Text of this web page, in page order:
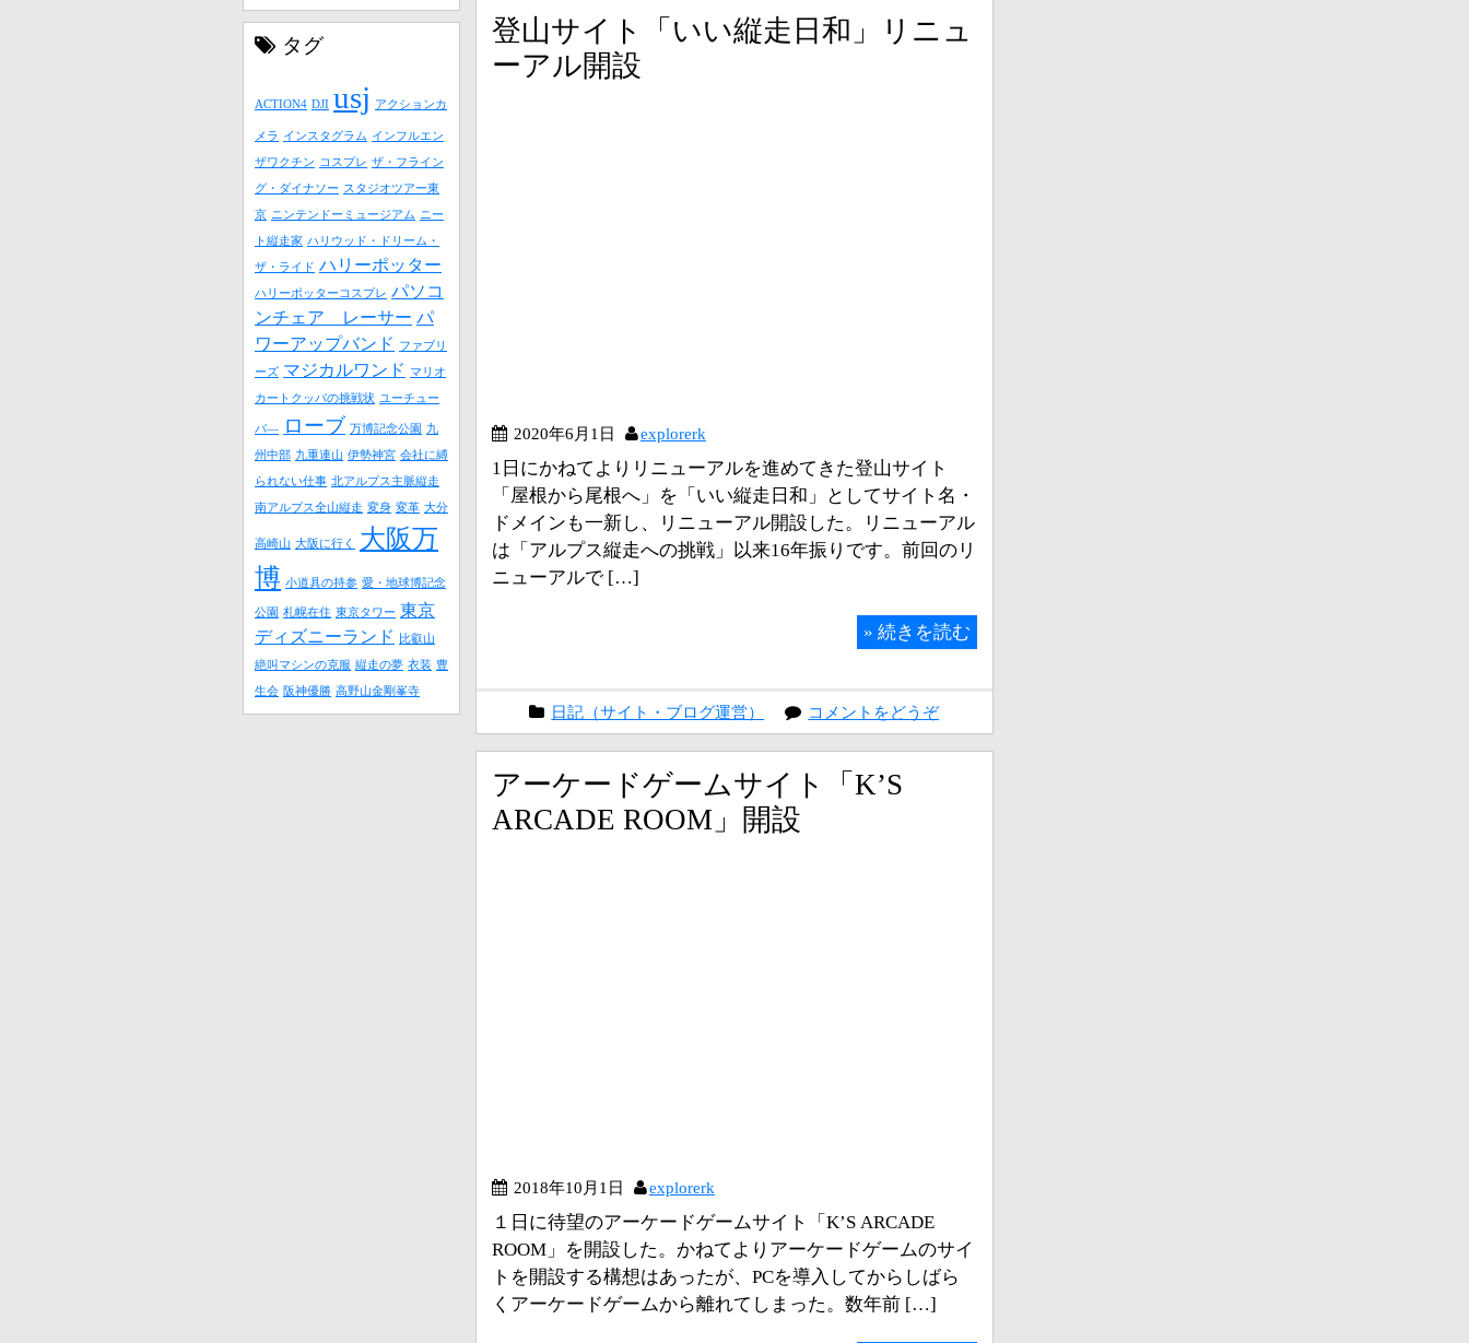
登山サイト「いい縦走日和」リニュ
ーアル開設
2020年6月1日 explorerk
1日にかねてよりリニューアルを進めてきた登山サイト
「屋根から尾根へ」を「いい縦走日和」としてサイト名・
ドメインも一新し、リニューアル開設した。リニューアル
は「アルプス縦走への挑戦」以来16年振りです。前回のリ
ニューアルで […]
» 続きを読む
日記（サイト・ブログ運営） コメントをどうぞ
アーケードゲームサイト「K’S
ARCADE ROOM」開設
2018年10月1日 explorerk
１日に待望のアーケードゲームサイト「K’S ARCADE
ROOM」を開設した。かねてよりアーケードゲームのサイ
トを開設する構想はあったが、PCを導入してからしばら
くアーケードゲームから離れてしまった。数年前 […]
タグ
ACTION4 DJI usj アクションカ
メラ インスタグラム インフルエン
ザワクチン コスプレ ザ・フライン
グ・ダイナソー スタジオツアー東
京 ニンテンドーミュージアム ニー
ト縦走家 ハリウッド・ドリーム・
ザ・ライド ハリーポッター
ハリーポッターコスプレ パソコ
ンチェア レーサー パ
ワーアップバンド
ファブリ
ーズ マジカルワンド マリオ
カートクッパの挑戦状 ユーチュー
バ― ローブ 万博記念公園 九
州中部 九重連山 伊勢神宮 会社に縛
られない仕事 北アルプス主脈縦走
南アルプス全山縦走 変身 変革 大分
高崎山 大阪に行く
大阪万
博 小道具の持参 愛・地球博記念
公園 札幌在住 東京タワー 東京
ディズニーランド
比叡山
絶叫マシンの克服 縦走の夢 衣装 豊
生会 阪神優勝 高野山金剛峯寺